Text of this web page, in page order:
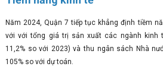
Năm 2024, Quận 7 tiếp tục khẳng định tiềm
với với tổng giá trị sản xuất các ngành kinh
11,2% so với 2023) và thu ngân sách Nhà
105% so với dự toán.